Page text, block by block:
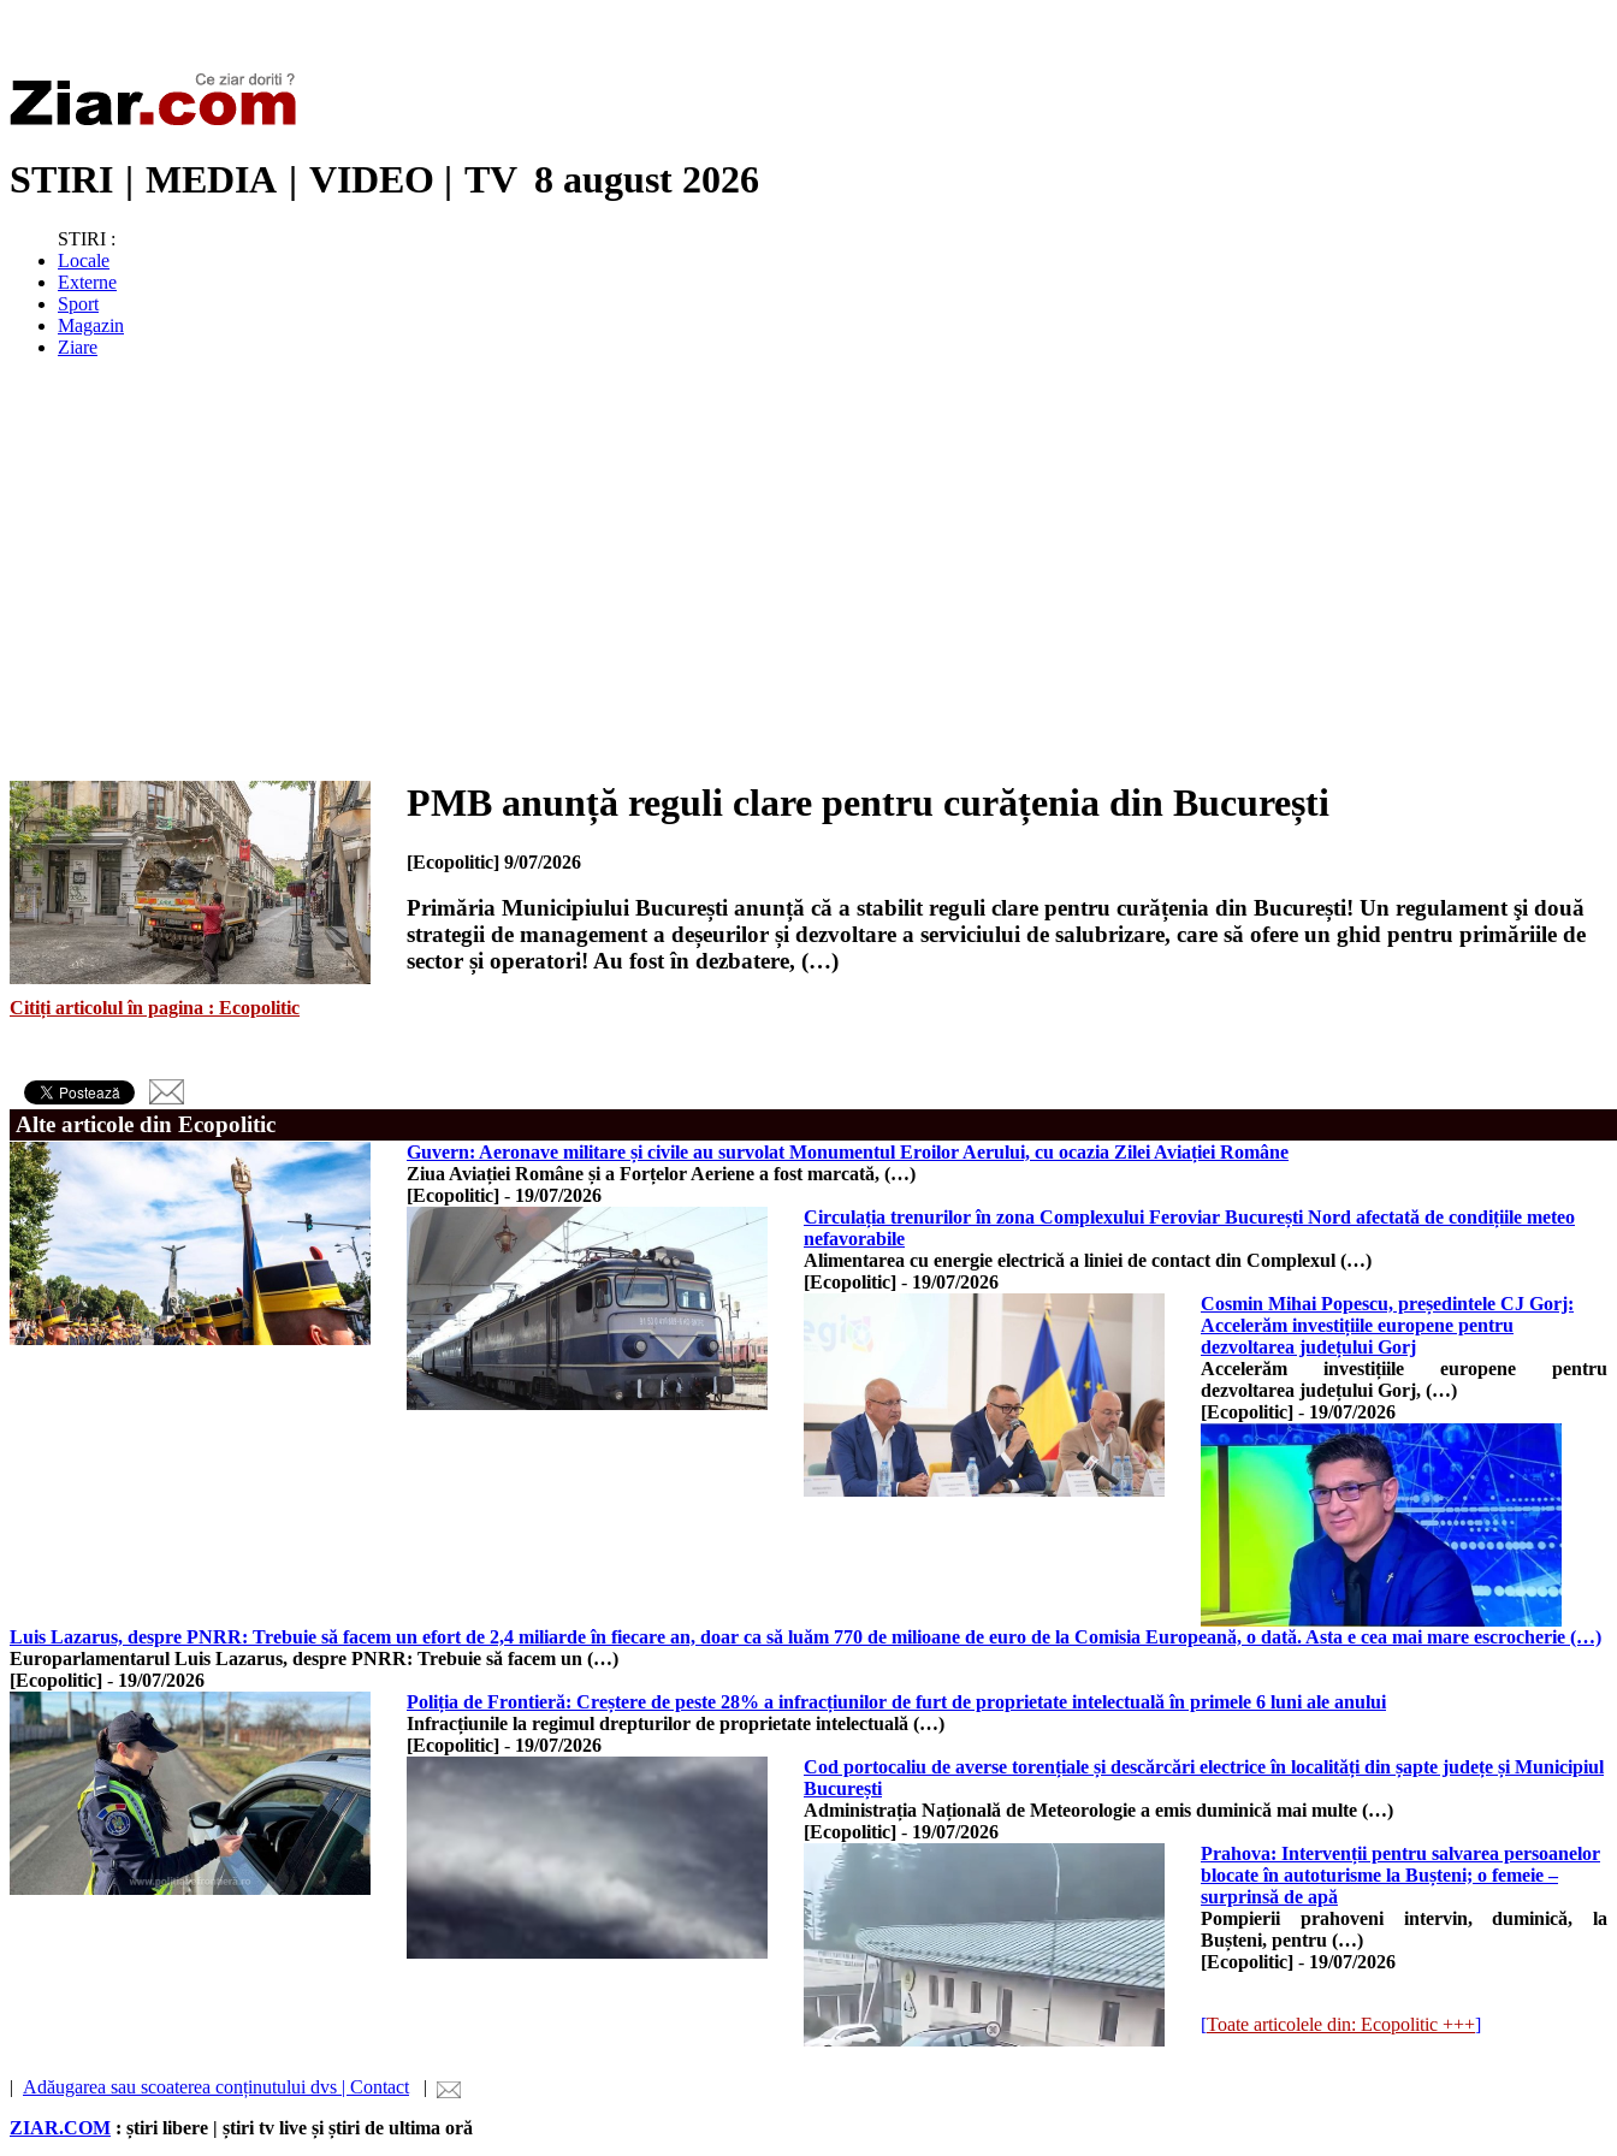
STIRI | MEDIA | VIDEO | TV 8 august 2026
STIRI :
Locale
Externe
Sport
Magazin
Ziare
PMB anunță reguli clare pentru curățenia din București
[Ecopolitic] 9/07/2026
Primăria Municipiului București anunță că a stabilit reguli clare pentru curățenia din București! Un regulament şi două
strategii de management a deșeurilor și dezvoltare a serviciului de salubrizare, care să ofere un ghid pentru primăriile de
sector și operatori! Au fost în dezbatere, (…)
Citiți articolul în pagina : Ecopolitic
Alte articole din Ecopolitic
Guvern: Aeronave militare și civile au survolat Monumentul Eroilor Aerului, cu ocazia Zilei Aviației Române
Ziua Aviației Române și a Forțelor Aeriene a fost marcată, (…)
[Ecopolitic] - 19/07/2026
Circulația trenurilor în zona Complexului Feroviar București Nord afectată de condițiile meteo
nefavorabile
Alimentarea cu energie electrică a liniei de contact din Complexul (…)
[Ecopolitic] - 19/07/2026
Cosmin Mihai Popescu, președintele CJ Gorj:
Accelerăm investițiile europene pentru
dezvoltarea județului Gorj
Accelerăm investițiile europene pentru
dezvoltarea județului Gorj, (…)
[Ecopolitic] - 19/07/2026
Luis Lazarus, despre PNRR: Trebuie să facem un efort de 2,4 miliarde în fiecare an, doar ca să luăm 770 de milioane de euro de la Comisia Europeană, o dată. Asta e cea mai mare escrocherie (…)
Europarlamentarul Luis Lazarus, despre PNRR: Trebuie să facem un (…)
[Ecopolitic] - 19/07/2026
Poliția de Frontieră: Creștere de peste 28% a infracțiunilor de furt de proprietate intelectuală în primele 6 luni ale anului
Infracțiunile la regimul drepturilor de proprietate intelectuală (…)
[Ecopolitic] - 19/07/2026
Cod portocaliu de averse torențiale și descărcări electrice în localități din șapte județe și Municipiul
București
Administrația Națională de Meteorologie a emis duminică mai multe (…)
[Ecopolitic] - 19/07/2026
Prahova: Intervenții pentru salvarea persoanelor
blocate în autoturisme la Bușteni; o femeie –
surprinsă de apă
Pompierii prahoveni intervin, duminică, la
Bușteni, pentru (…)
[Ecopolitic] - 19/07/2026
[Toate articolele din: Ecopolitic +++]
| Adăugarea sau scoaterea conținutului dvs | Contact |
ZIAR.COM : știri libere | știri tv live și știri de ultima oră